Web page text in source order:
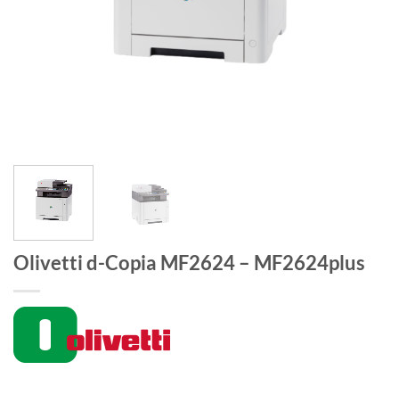
Olivetti d-Copia MF2624 – MF2624plus